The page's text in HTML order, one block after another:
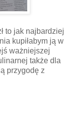
to jak najbardziej
kupiłabym ją w
ważniejszej
także dla
przygodę z